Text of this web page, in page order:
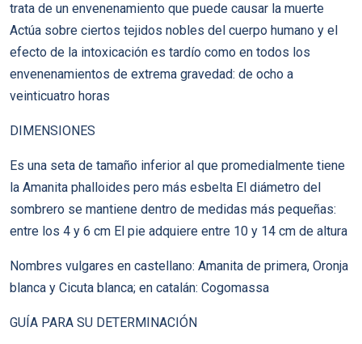
trata de un envenenamiento que puede causar la muerte
Actúa sobre ciertos tejidos nobles del cuerpo humano y el
efecto de la intoxicación es tardío como en todos los
envenenamientos de extrema gravedad: de ocho a
veinticuatro horas
DIMENSIONES
Es una seta de tamaño inferior al que promedialmente tiene
la Amanita phalloides pero más esbelta El diámetro del
sombrero se mantiene dentro de medidas más pequeñas:
entre los 4 y 6 cm El pie adquiere entre 10 y 14 cm de altura
Nombres vulgares en castellano: Amanita de primera, Oronja
blanca y Cicuta blanca; en catalán: Cogomassa
GUÍA PARA SU DETERMINACIÓN